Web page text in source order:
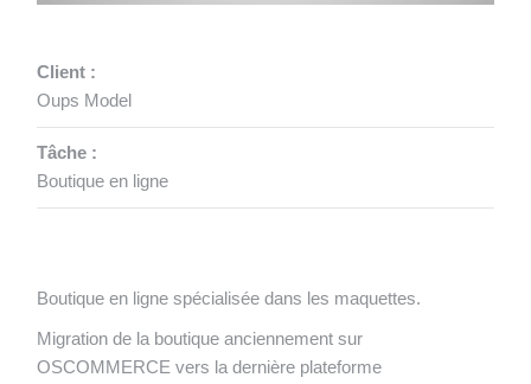
Client :
Oups Model
Tâche :
Boutique en ligne
Boutique en ligne spécialisée dans les maquettes.
Migration de la boutique anciennement sur
OSCOMMERCE vers la dernière plateforme